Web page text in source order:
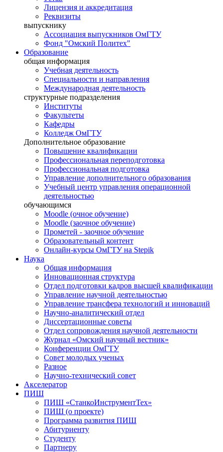
Лицензия и аккредитация
Реквизиты
выпускнику
Ассоциация выпускников ОмГТУ
Фонд "Омский Политех"
Образование
общая информация
Учебная деятельность
Специальности и направления
Международная деятельность
структурные подразделения
Институты
Факультеты
Кафедры
Колледж ОмГТУ
Дополнительное образование
Повышение квалификации
Профессиональная переподготовка
Профессиональная подготовка
Управление дополнительного образования
Учебный центр управления операционной
деятельностью
обучающимся
Moodle (очное обучение)
Moodle (заочное обучение)
Прометей - заочное обучение
Образовательный контент
Онлайн-курсы ОмГТУ на Stepik
Наука
Общая информация
Инновационная структура
Отдел подготовки кадров высшей квалификации
Управление научной деятельностью
Управление трансфера технологий и инноваций
Научно-аналитический отдел
Диссертационные советы
Отдел сопровождения научной деятельности
Журнал «Омский научный вестник»
Конференции ОмГТУ
Совет молодых ученых
Разное
Научно-технический совет
Акселератор
ПИШ
ПИШ «СтанкоИнструментТех»
ПИШ (о проекте)
Программа развития ПИШ
Абитуриенту
Студенту
Партнеру